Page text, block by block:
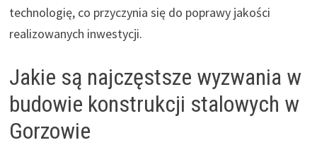
technologię, co przyczynia się do poprawy jakości
realizowanych inwestycji.
Jakie są najczęstsze wyzwania w
budowie konstrukcji stalowych w
Gorzowie